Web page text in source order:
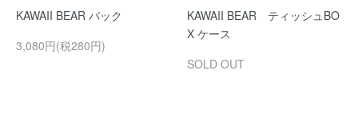
KAWAII BEAR バック
3,080円(税280円)
KAWAII BEAR ティッシュBO
X ケース
SOLD OUT